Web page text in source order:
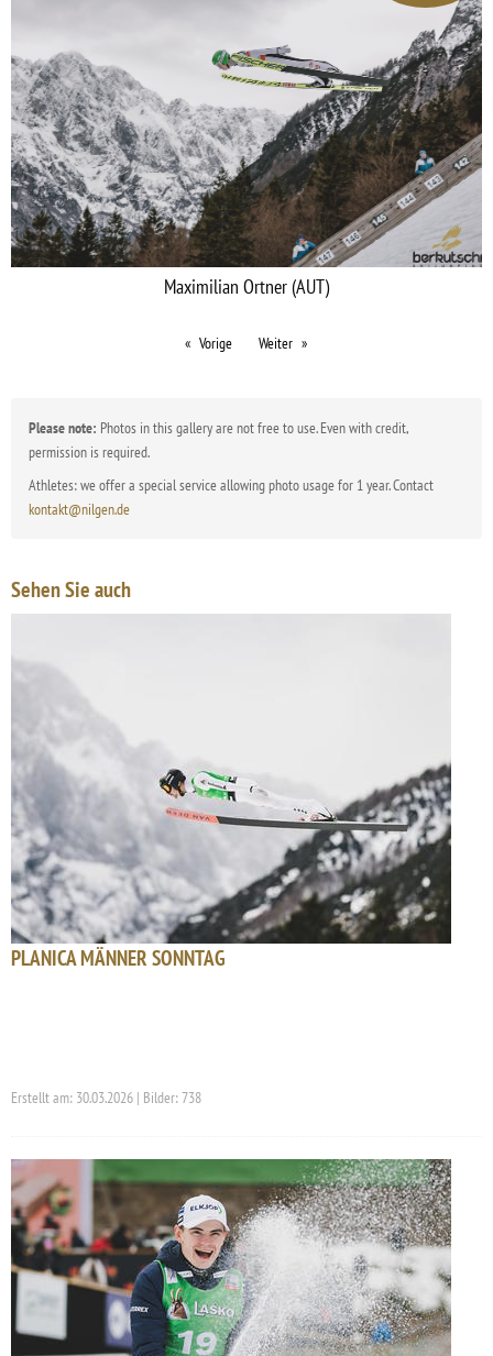
Maximilian Ortner (AUT)
Vorige Weiter
Please note: Photos in this gallery are not free to use. Even with credit,
permission is required.
Athletes: we offer a special service allowing photo usage for 1 year. Contact
kontakt@nilgen.de
Sehen Sie auch
PLANICA MÄNNER SONNTAG
Erstellt am: 30.03.2026 | Bilder: 738